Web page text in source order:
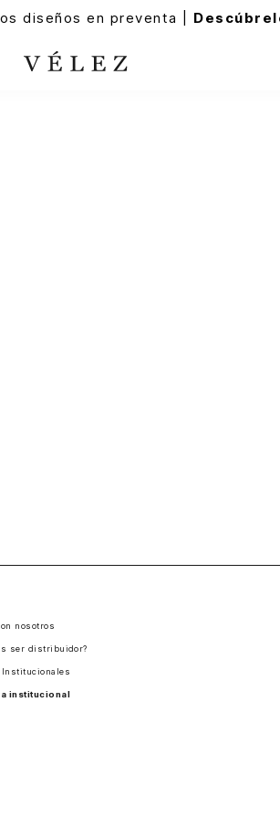
diseños en preventa |
nosotros
ser distribuidor?
Institucionales
institucional